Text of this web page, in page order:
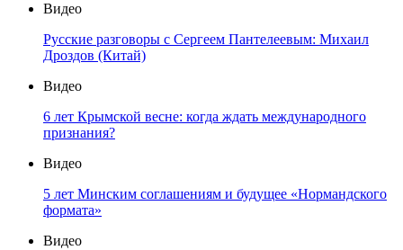
Видео
Русские разговоры с Сергеем Пантелеевым: Михаил
Дроздов (Китай)
Видео
6 лет Крымской весне: когда ждать международного
признания?
Видео
5 лет Минским соглашениям и будущее «Нормандского
формата»
Видео